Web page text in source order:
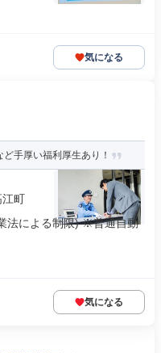
気になる
手厚い福利厚生あり！
町
法による制限) ※普通自動
気になる